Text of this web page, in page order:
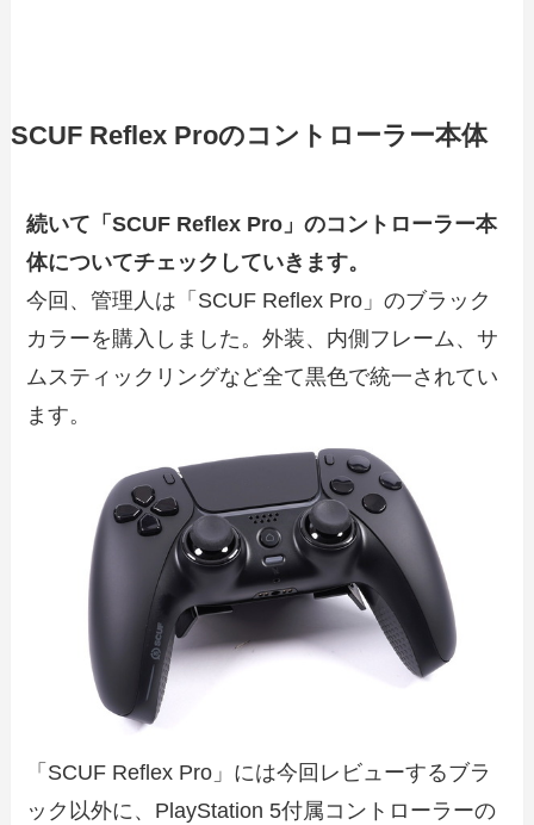
SCUF Reflex Proのコントローラー本体
続いて「SCUF Reflex Pro」のコントローラー本
体についてチェックしていきます。
今回、管理人は「SCUF Reflex Pro」のブラック
カラーを購入しました。外装、内側フレーム、サ
ムスティックリングなど全て黒色で統一されてい
ます。
「SCUF Reflex Pro」には今回レビューするブラ
ック以外に、PlayStation 5付属コントローラーの